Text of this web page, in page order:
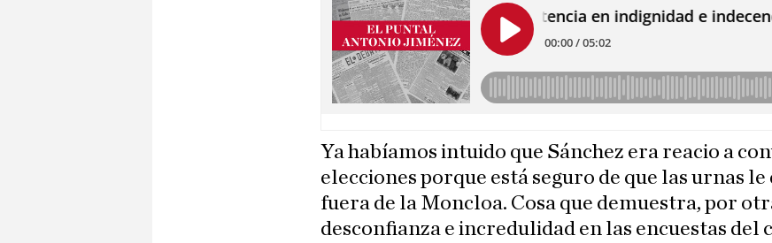
Ya habíamos intuido que Sánchez era reacio a
elecciones porque está seguro de que las urnas
fuera de la Moncloa. Cosa que demuestra, por
desconfianza e incredulidad en las encuestas del